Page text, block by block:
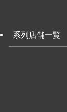
系列店舗一覧